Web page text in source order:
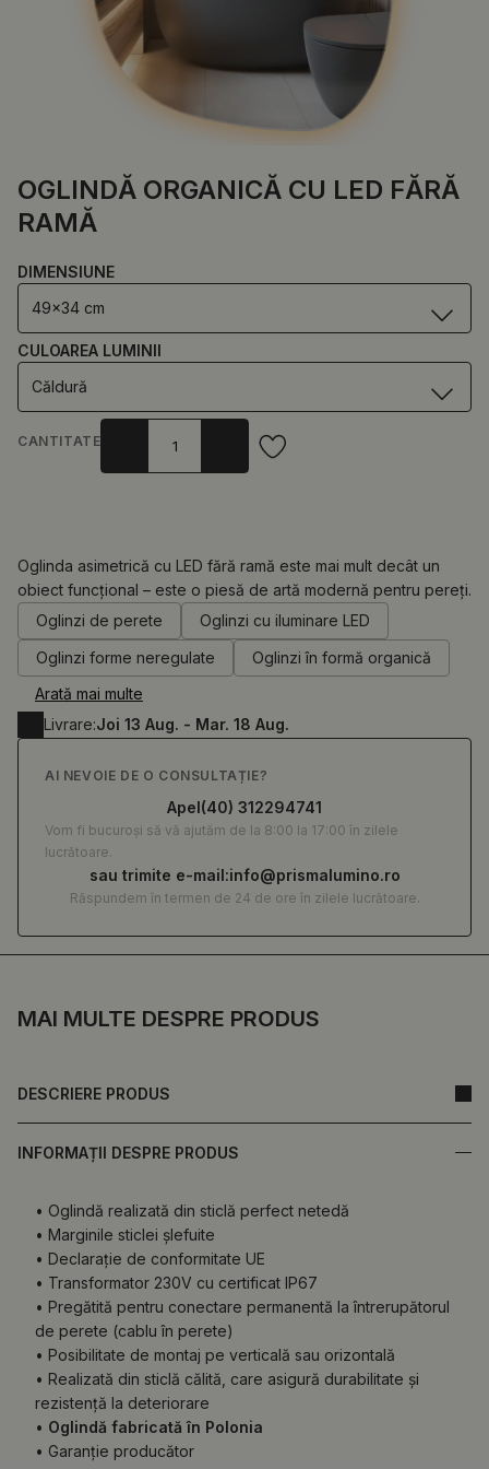
MAI MULTE DESPRE PRODUS
DESCRIERE PRODUS
INFORMAȚII DESPRE PRODUS
• Oglindă realizată din sticlă perfect netedă
• Marginile sticlei șlefuite
• Declarație de conformitate UE
• Transformator 230V cu certificat IP67
• Pregătită pentru conectare permanentă la întrerupătorul
de perete (cablu în perete)
• Posibilitate de montaj pe verticală sau orizontală
• Realizată din sticlă călită, care asigură durabilitate și
rezistență la deteriorare
• Oglindă fabricată în Polonia
• Garanție producător
OGLINDĂ ORGANICĂ CU LED FĂRĂ
RAMĂ
DIMENSIUNE
49x34 cm
CULOAREA LUMINII
Căldură
CANTITATE
0.00RON
Oglinda asimetrică cu LED fără ramă este mai mult decât un
obiect funcțional – este o piesă de artă modernă pentru pereți.
Oglinzi de perete
Oglinzi cu iluminare LED
Oglinzi forme neregulate
Oglinzi în formă organică
Arată mai multe
Livrare:Joi 13 Aug. - Mar. 18 Aug.
AI NEVOIE DE O CONSULTAȚIE?
Apel(40) 312294741
Vom fi bucuroși să vă ajutăm de la 8:00 la 17:00 în zilele
lucrătoare.
sau trimite e-mail:info@prismalumino.ro
Răspundem în termen de 24 de ore în zilele lucrătoare.